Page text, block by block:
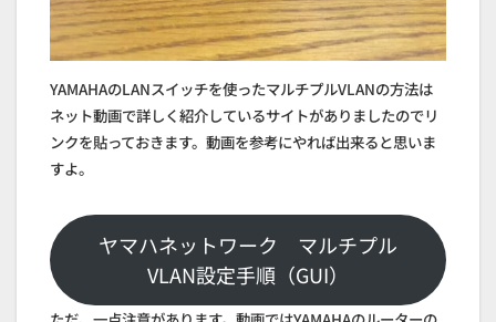
YAMAHAのLANスイッチを使ったマルチプルVLANの方法は
ネット動画で詳しく紹介しているサイトがありましたのでリ
ンクを貼っておきます。動画を参考にやれば出来ると思いま
すよ。
ヤマハネットワーク マルチプル
VLAN設定手順（GUI）